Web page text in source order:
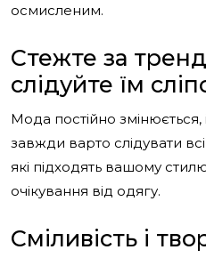
осмисленим.
Стежте за
слідуйте їм
Мода постійно
завжди варто слідувати
які підходять вашому
очікування від одягу.
Сміливість і